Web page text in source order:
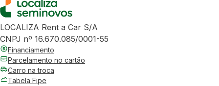
LOCALIZA Rent a Car S/A
CNPJ nº 16.670.085/0001-55
Financiamento
Parcelamento no cartão
Carro na troca
Tabela Fipe